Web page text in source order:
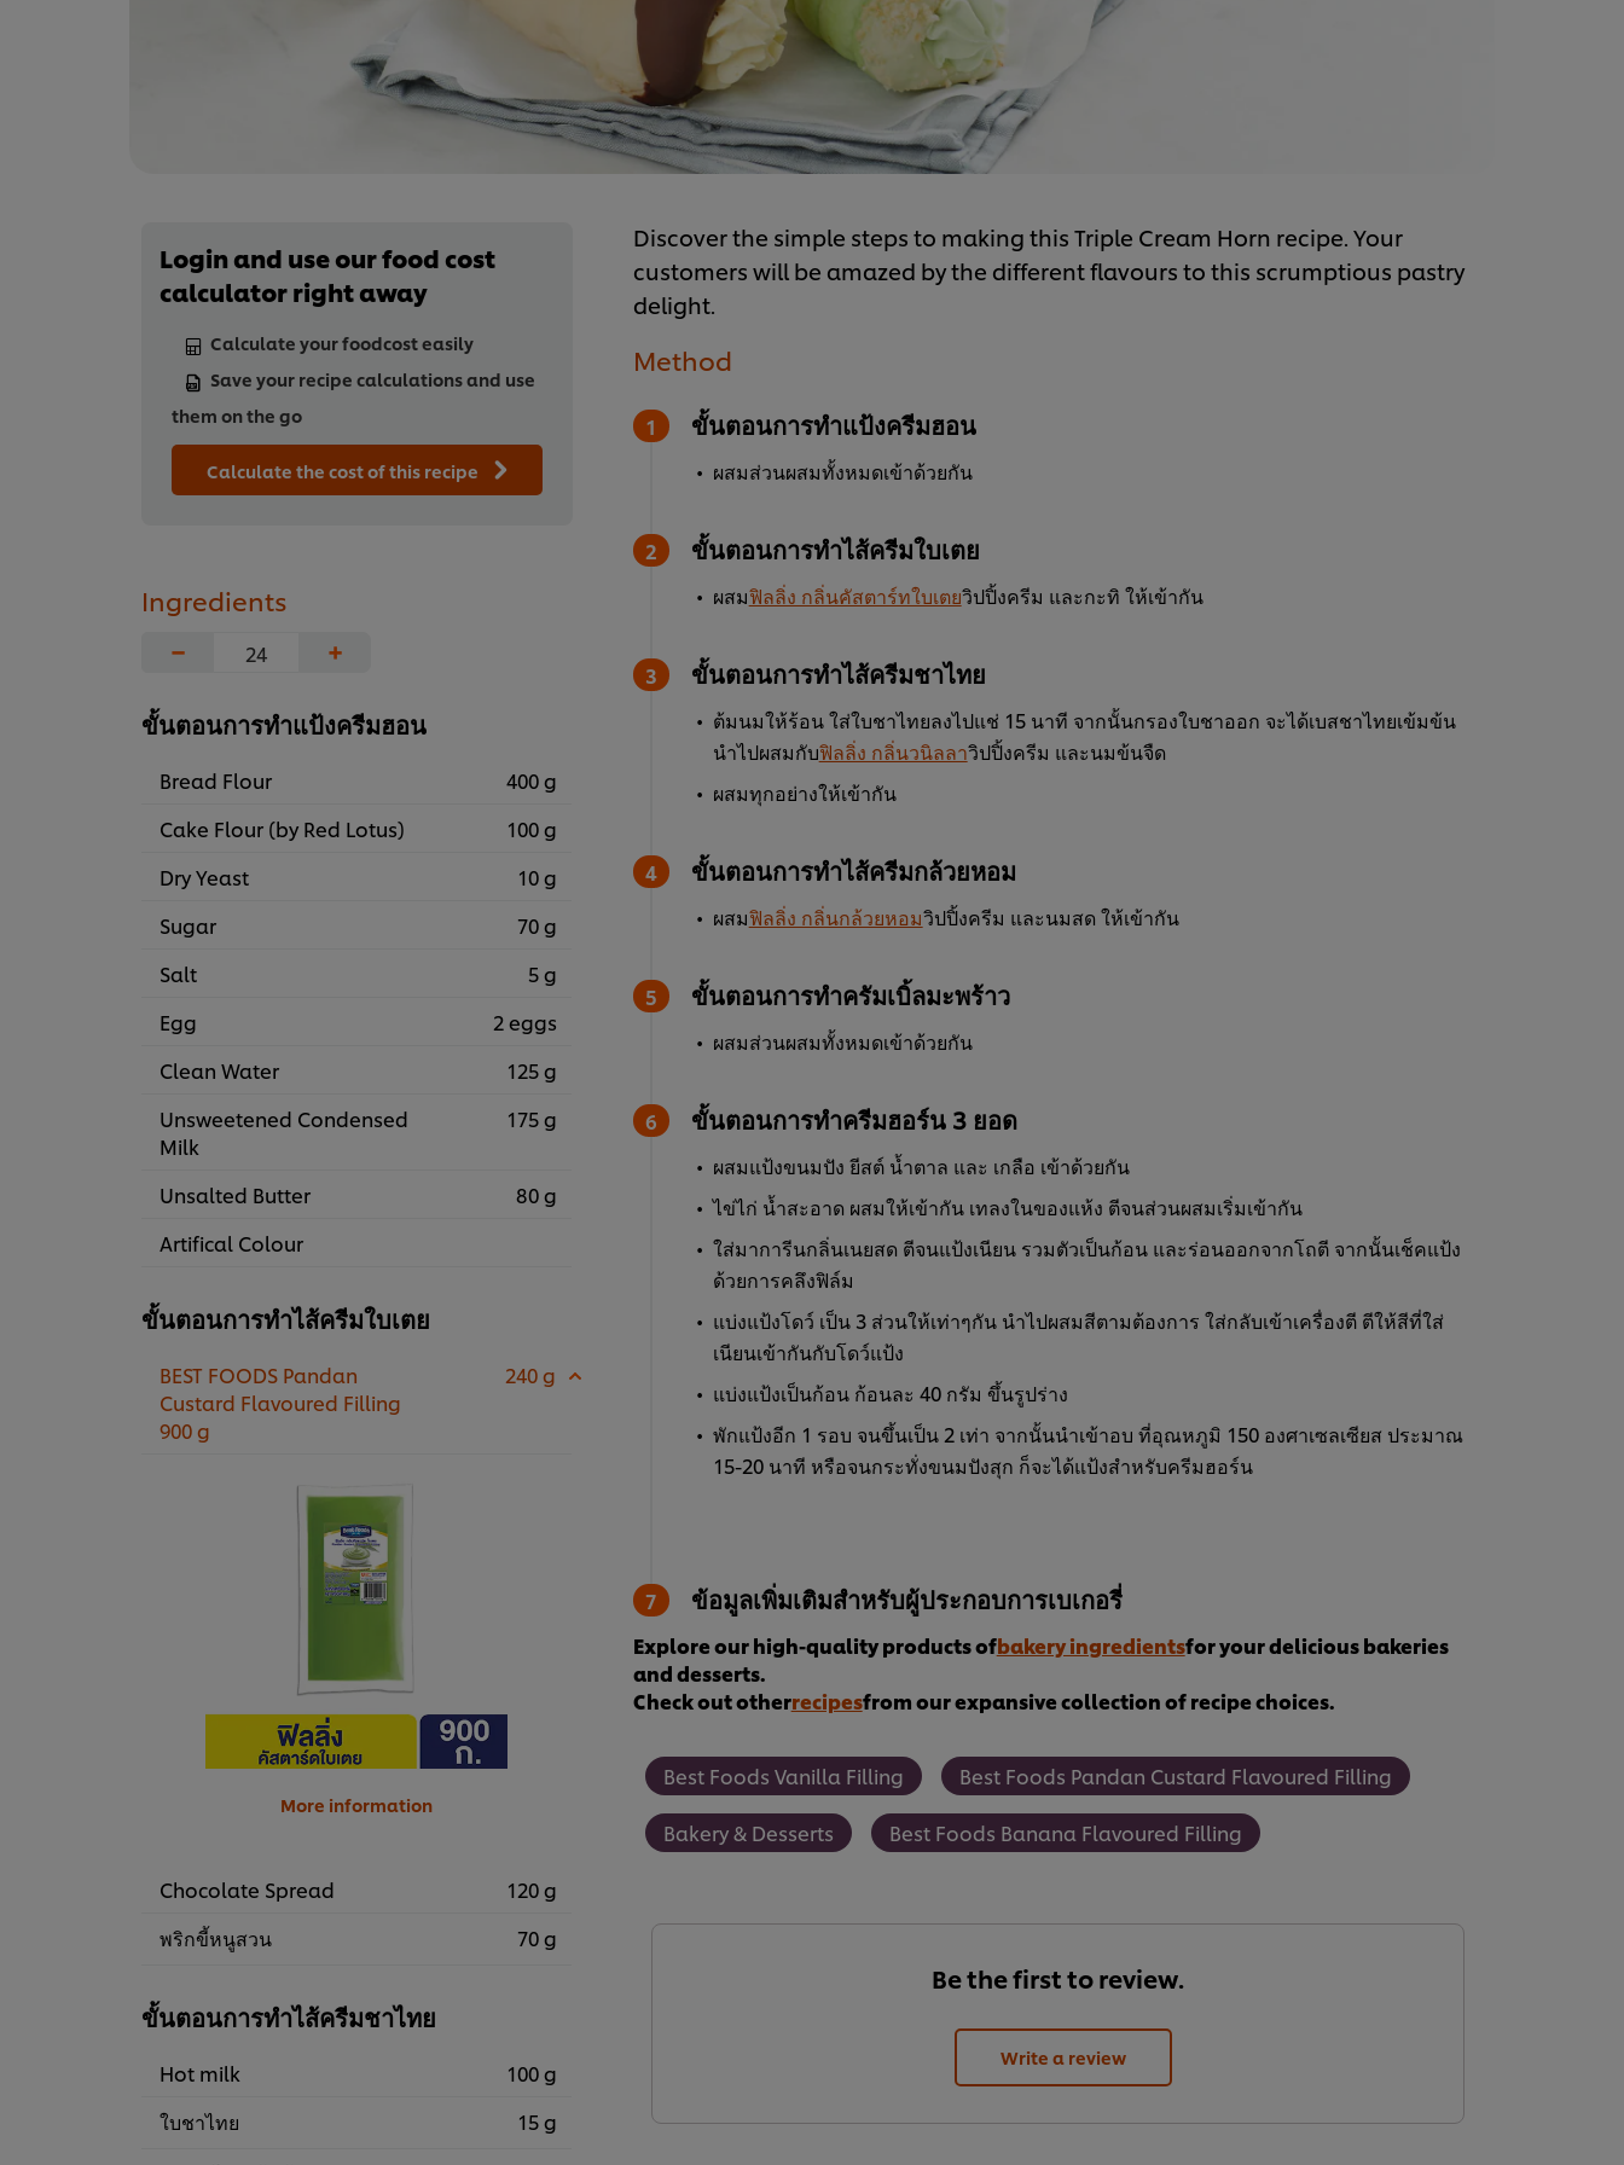
Login and use our food cost
calculator right away
Calculate your foodcost easily
Save your recipe calculations and use
them on the go
Calculate the cost of this recipe
Ingredients
−
+
ขั้นตอนการทำแป้งครีมฮอน
Bread Flour
400 g
Cake Flour (by Red Lotus)
100 g
Dry Yeast
10 g
Sugar
70 g
Salt
5 g
Egg
2 eggs
Clean Water
125 g
Unsweetened Condensed
Milk
175 g
Unsalted Butter
80 g
Artifical Colour
ขั้นตอนการทำไส้ครีมใบเตย
BEST FOODS Pandan
Custard Flavoured Filling
900 g
240 g
More information
Chocolate Spread
120 g
พริกขี้หนูสวน
70 g
ขั้นตอนการทำไส้ครีมชาไทย
Hot milk
100 g
ใบชาไทย
15 g
Discover the simple steps to making this Triple Cream Horn recipe. Your
customers will be amazed by the different flavours to this scrumptious pastry
delight.
Method
ขั้นตอนการทำแป้งครีมฮอน
ผสมส่วนผสมทั้งหมดเข้าด้วยกัน
ขั้นตอนการทำไส้ครีมใบเตย
ผสมฟิลลิ่ง กลิ่นคัสตาร์ทใบเตยวิปปิ้งครีม และกะทิ ให้เข้ากัน
ขั้นตอนการทำไส้ครีมชาไทย
ต้มนมให้ร้อน ใส่ใบชาไทยลงไปแช่ 15 นาที จากนั้นกรองใบชาออก จะได้เบสชาไทยเข้มข้น
นำไปผสมกับฟิลลิ่ง กลิ่นวนิลลาวิปปิ้งครีม และนมข้นจืด
ผสมทุกอย่างให้เข้ากัน
ขั้นตอนการทำไส้ครีมกล้วยหอม
ผสมฟิลลิ่ง กลิ่นกล้วยหอมวิปปิ้งครีม และนมสด ให้เข้ากัน
ขั้นตอนการทำครัมเบิ้ลมะพร้าว
ผสมส่วนผสมทั้งหมดเข้าด้วยกัน
ขั้นตอนการทำครีมฮอร์น 3 ยอด
ผสมแป้งขนมปัง ยีสต์ น้ำตาล และ เกลือ เข้าด้วยกัน
ไข่ไก่ น้ำสะอาด ผสมให้เข้ากัน เทลงในของแห้ง ตีจนส่วนผสมเริ่มเข้ากัน
ใส่มาการีนกลิ่นเนยสด ตีจนแป้งเนียน รวมตัวเป็นก้อน และร่อนออกจากโถตี จากนั้นเช็คแป้ง
ด้วยการคลึงฟิล์ม
แบ่งแป้งโดว์ เป็น 3 ส่วนให้เท่าๆกัน นำไปผสมสีตามต้องการ ใส่กลับเข้าเครื่องตี ตีให้สีที่ใส่
เนียนเข้ากันกับโดว์แป้ง
แบ่งแป้งเป็นก้อน ก้อนละ 40 กรัม ขึ้นรูปร่าง
พักแป้งอีก 1 รอบ จนขึ้นเป็น 2 เท่า จากนั้นนำเข้าอบ ที่อุณหภูมิ 150 องศาเซลเซียส ประมาณ
15-20 นาที หรือจนกระทั่งขนมปังสุก ก็จะได้แป้งสำหรับครีมฮอร์น
ข้อมูลเพิ่มเติมสำหรับผู้ประกอบการเบเกอรี่
Explore our high-quality products ofbakery ingredientsfor your delicious bakeries
and desserts.
Check out otherrecipesfrom our expansive collection of recipe choices.
Best Foods Vanilla Filling Best Foods Pandan Custard Flavoured Filling
Bakery & Desserts Best Foods Banana Flavoured Filling
Be the first to review.
Write a review